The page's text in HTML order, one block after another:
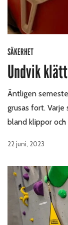
SÄKERHET
Undvik
Äntligen
grusas fort.
bland klippor och
22 juni, 2023